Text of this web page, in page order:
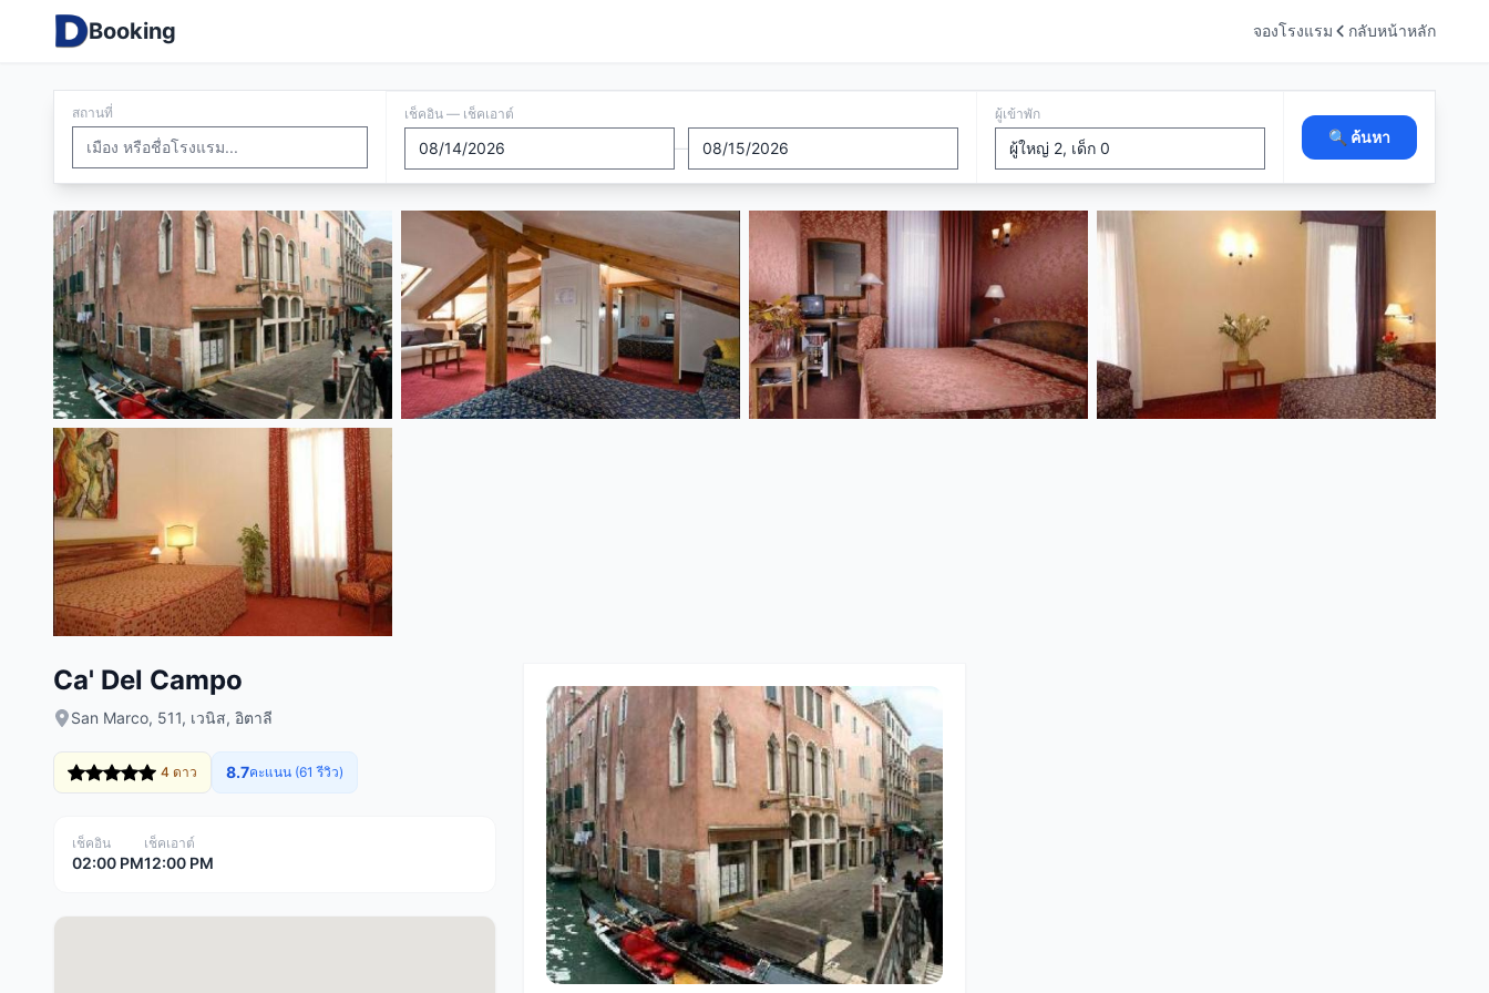
Booking จองโรงแรม กลับหน้าหลัก
สถานที่ เช็คอิน — เช็คเอาต์
—
ผู้เข้าพัก
🔍 ค้นหา
Ca' Del Campo
San Marco, 511, เวนิส, อิตาลี
4 ดาว 8.7คะแนน (61 รีวิว)
เช็คอิน
02:00 PM
เช็คเอาต์
12:00 PM